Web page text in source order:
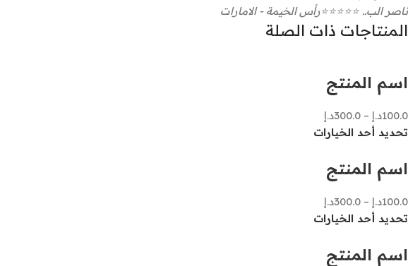
ناصر الب.. ⭐⭐⭐⭐⭐ رأس الخيمة - الامارات
المنتاجات ذات الصلة
اسم المنتج
100.0د.إ –
300.0د.إ
تحديد أحد الخيارات
اسم المنتج
100.0د.إ –
300.0د.إ
تحديد أحد الخيارات
اسم المنتج